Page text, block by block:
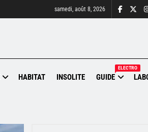
samedi, août 8, 2026
HABITAT INSOLITE GUIDE
ELECTRO